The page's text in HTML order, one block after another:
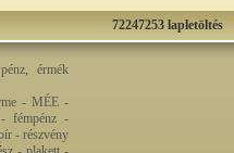
72247253 lapletöltés
érmék
- MÉE -
- fémpénz -
- részvény